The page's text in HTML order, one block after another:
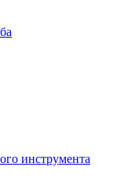
инструмента